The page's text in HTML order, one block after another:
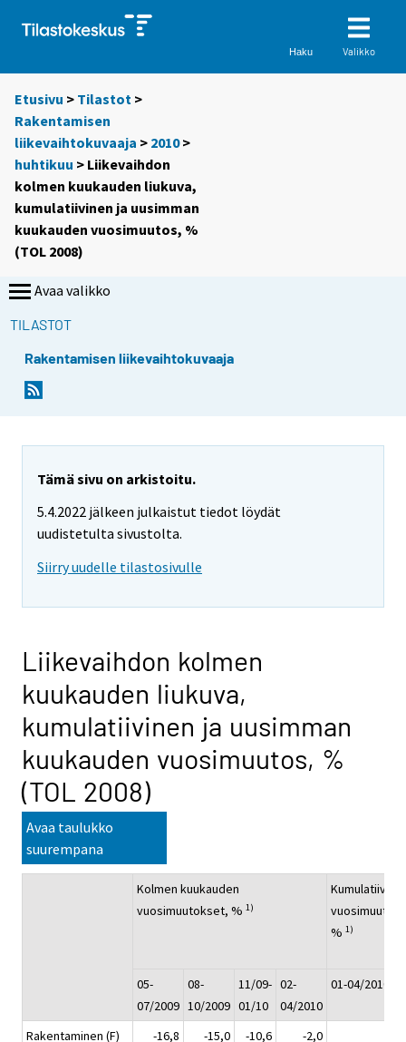
Haku Valikko
Etusivu > Tilastot >
Rakentamisen
liikevaihtokuvaaja > 2010>
huhtikuu > Liikevaihdon
kolmen kuukauden liukuva,
kumulatiivinen ja uusimman
kuukauden vuosimuutos, %
(TOL 2008)
Avaa valikko
TILASTOT
Rakentamisen liikevaihtokuvaaja
Tämä sivu on arkistoitu.
5.4.2022 jälkeen julkaistut tiedot löydät
uudistetulta sivustolta.
Siirry uudelle tilastosivulle
Liikevaihdon kolmen
kuukauden liukuva,
kumulatiivinen ja uusimman
kuukauden vuosimuutos, %
(TOL 2008)
Avaa taulukko
suurempana
Kolmen kuukauden
vuosimuutokset, % 1)
vuosimuutos,
% 1)
05-
07/2009
08-
10/2009
11/09-
01/10
02-
04/2010
01-04/2010
Rakentaminen (F) -16,8 -15,0 -10,6 -2,0